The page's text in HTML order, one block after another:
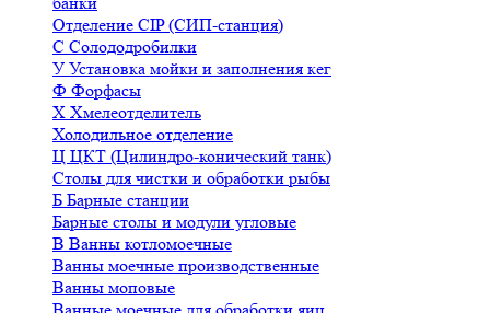
Отделение CIP (СИП-станция)
С Солододробилки
У Установка мойки и заполнения кег
Ф Форфасы
Х Хмелеотделитель
Холодильное отделение
Ц ЦКТ (Цилиндро-конический танк)
Столы для чистки и обработки рыбы
Б Барные станции
Барные столы и модули угловые
В Ванны котломоечные
Ванны моечные производственные
Ванны моповые